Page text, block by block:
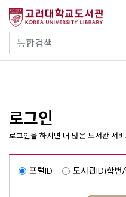
건
통합검색
사이트내 검색
로그인
로그인을 하시면 더 많은 도서관 서
포털ID 도서관ID(학번